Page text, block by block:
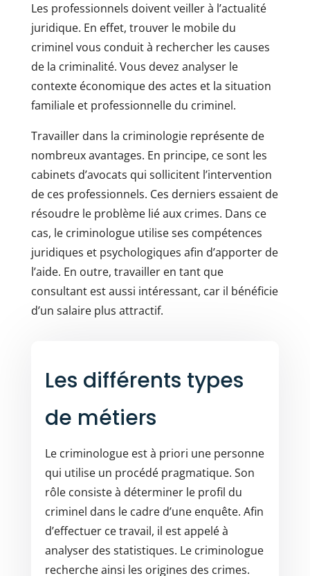
Les professionnels doivent veiller à l’actualité
juridique. En effet, trouver le mobile du
criminel vous conduit à rechercher les causes
de la criminalité. Vous devez analyser le
contexte économique des actes et la situation
familiale et professionnelle du criminel.
Travailler dans la criminologie représente de
nombreux avantages. En principe, ce sont les
cabinets d’avocats qui sollicitent l’intervention
de ces professionnels. Ces derniers essaient de
résoudre le problème lié aux crimes. Dans ce
cas, le criminologue utilise ses compétences
juridiques et psychologiques afin d’apporter de
l’aide. En outre, travailler en tant que
consultant est aussi intéressant, car il bénéficie
d’un salaire plus attractif.
Les différents types
de métiers
Le criminologue est à priori une personne
qui utilise un procédé pragmatique. Son
rôle consiste à déterminer le profil du
criminel dans le cadre d’une enquête. Afin
d’effectuer ce travail, il est appelé à
analyser des statistiques. Le criminologue
recherche ainsi les origines des crimes.